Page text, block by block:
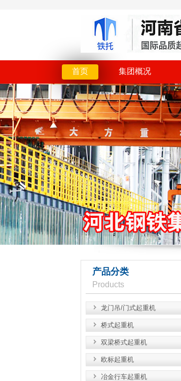
首页 集团概况
产品分类
Products
龙门吊/门式起重机
桥式起重机
双梁桥式起重机
欧标起重机
冶金行车起重机